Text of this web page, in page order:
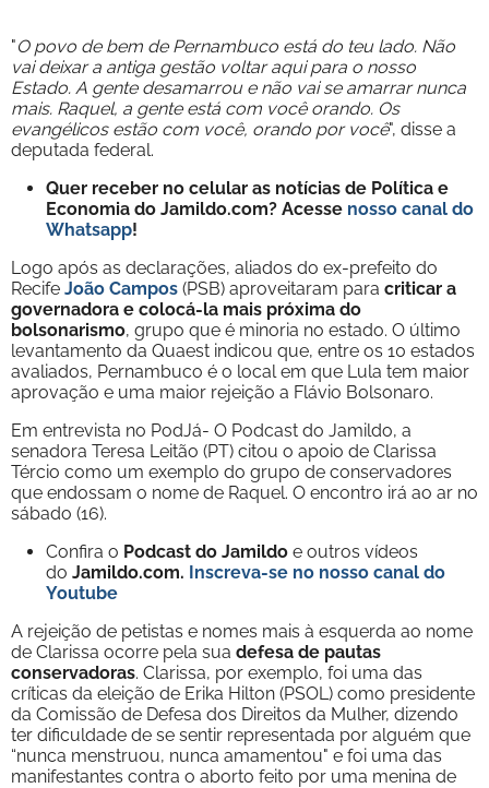
"O povo de bem de Pernambuco está do teu lado. Não
vai deixar a antiga gestão voltar aqui para o nosso
Estado. A gente desamarrou e não vai se amarrar nunca
mais. Raquel, a gente está com você orando. Os
evangélicos estão com você, orando por você", disse a
deputada federal.
Quer receber no celular as notícias de Política e
Economia do Jamildo.com? Acesse nosso canal do
Whatsapp!
Logo após as declarações, aliados do ex-prefeito do
Recife João Campos (PSB) aproveitaram para criticar a
governadora e colocá-la mais próxima do
bolsonarismo, grupo que é minoria no estado. O último
levantamento da Quaest indicou que, entre os 10 estados
avaliados, Pernambuco é o local em que Lula tem maior
aprovação e uma maior rejeição a Flávio Bolsonaro.
Em entrevista no PodJá- O Podcast do Jamildo, a
senadora Teresa Leitão (PT) citou o apoio de Clarissa
Tércio como um exemplo do grupo de conservadores
que endossam o nome de Raquel. O encontro irá ao ar no
sábado (16).
Confira o Podcast do Jamildo e outros vídeos
do Jamildo.com. Inscreva-se no nosso canal do
Youtube
A rejeição de petistas e nomes mais à esquerda ao nome
de Clarissa ocorre pela sua defesa de pautas
conservadoras. Clarissa, por exemplo, foi uma das
críticas da eleição de Erika Hilton (PSOL) como presidente
da Comissão de Defesa dos Direitos da Mulher, dizendo
ter dificuldade de se sentir representada por alguém que
“nunca menstruou, nunca amamentou" e foi uma das
manifestantes contra o aborto feito por uma menina de